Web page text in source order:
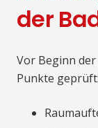
der
Vor Beginn
Punkte geprüft: